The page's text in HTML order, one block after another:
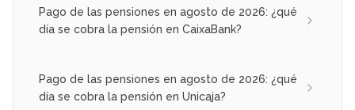
Pago de las pensiones en agosto de 2026: ¿qué
día se cobra la pensión en CaixaBank?
Pago de las pensiones en agosto de 2026: ¿qué
día se cobra la pensión en Unicaja?